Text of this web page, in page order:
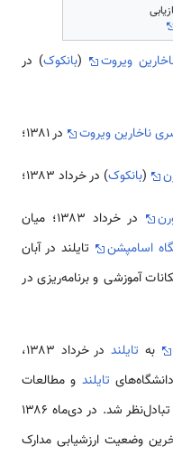
ویروت (بانکوک) در
ناخارین ویروت در ۱۳۸۱؛
(بانکوک) در خرداد ۱۳۸۳؛
در خرداد ۱۳۸۳؛ میان
اسامپشن
تایلند در آبان
آموزشی و برنامه‌ریزی در
به تایلند
در خرداد ۱۳۸۳،
تایلند و مطالعات
شد. در دی‌ماه ۱۳۸۶
وضعیت ارزشیابی مدارک